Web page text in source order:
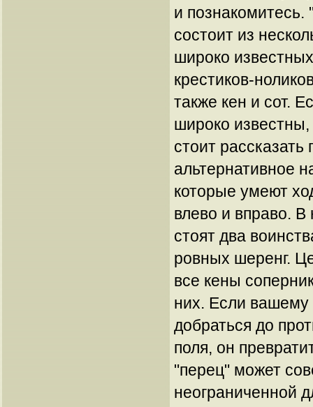
и познакомитесь.
состоит из
широко
крестиков-
также кен и сот.
широко известны,
стоит
альтернативное
которые умеют
влево и вправо. В
стоят два
ровных шеренг.
все кены
них. Если вашему
добраться до
поля, он
"перец" может
неограниченной